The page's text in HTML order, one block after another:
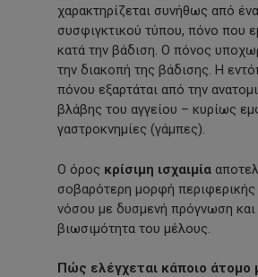
χαρακτηρίζεται συνήθως από
συσφιγκτικού τύπου, πόνο που
κατά την βάδιση. Ο πόνος
την διακοπή της βάδισης. Η
πόνου εξαρτάται από την
βλάβης του αγγείου – κυρίως
γαστροκνημίες (γάμπες).
Ο όρος κρίσιμη ισχαιμία
σοβαρότερη μορφή περιφερικής
νόσου με δυσμενή πρόγνωση και
βιωσιμότητα του μέλους.
Πώς ελέγχεται κάποιο άτομο